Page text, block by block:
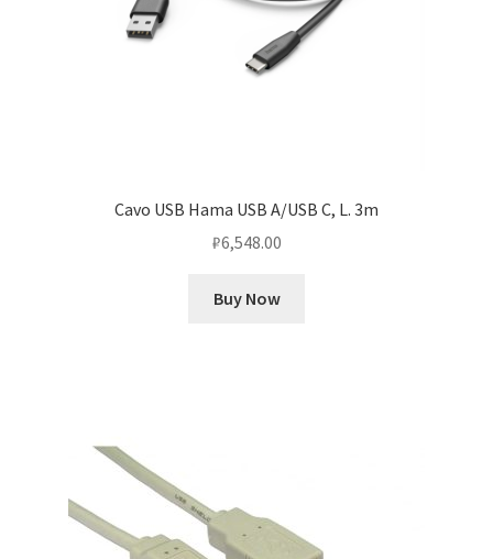
Cavo USB Hama USB A/USB C, L. 3m
₽6,548.00
Buy Now